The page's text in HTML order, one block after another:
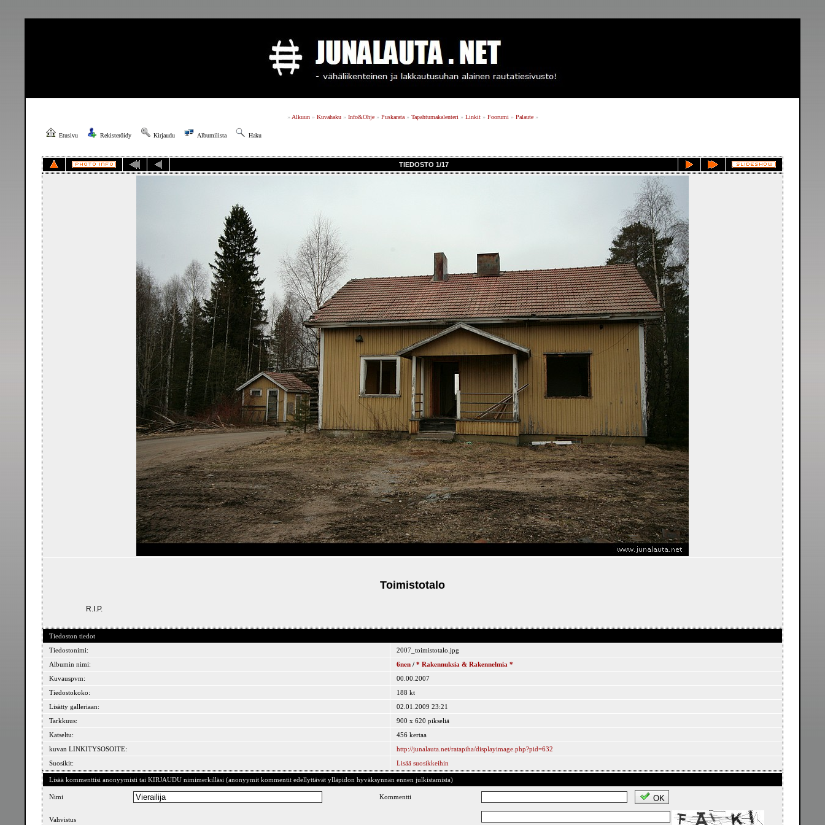
» Alkuun» Kuvahaku» Info&Ohje» Puskarata» Tapahtumakalenteri » Linkit» Foorumi » Palaute»
Etusivu Rekisteröidy Kirjaudu Albumilista Haku
TIEDOSTO 1/17
Toimistotalo
R.I.P.
Tiedoston tiedot
Tiedostonimi:
2007_toimistotalo.jpg
Albumin nimi:
6nen / * Rakennuksia & Rakennelmia *
Kuvauspvm:
00.00.2007
Tiedostokoko:
188 kt
Lisätty galleriaan:
02.01.2009 23:21
Tarkkuus:
900 x 620 pikseliä
Katseltu:
456 kertaa
kuvan LINKITYSOSOITE:
http://junalauta.net/ratapiha/displayimage.php?pid=632
Suosikit:
Lisää suosikkeihin
Lisää kommenttisi anonyymisti tai KIRJAUDU nimimerkilläsi (anonyymit kommentit edellyttävät ylläpidon hyväksynnän ennen julkistamista)
Nimi Kommentti OK
Vahvistus